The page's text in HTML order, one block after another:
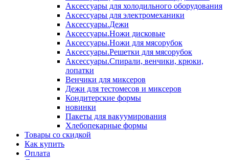
Аксессуары для холодильного оборудования
Аксессуары для электромеханики
Аксессуары.Дежи
Аксессуары.Ножи дисковые
Аксессуары.Ножи для мясорубок
Аксессуары.Решетки для мясорубок
Аксессуары.Спирали, венчики, крюки,
лопатки
Венчики для миксеров
Дежи для тестомесов и миксеров
Кондитерские формы
новинки
Пакеты для вакуумирования
Хлебопекарные формы
Товары со скидкой
Как купить
Оплата